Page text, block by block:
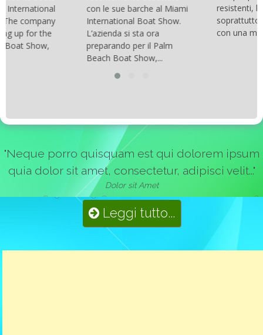
con le sue barche al Miami
International Boat Show.
L’azienda si sta ora
preparando per il Palm
Beach Boat Show,...
resistenti, leggeri e
soprattutto stabili veloci
con una manovrabilità...
"Neque porro quisquam est qui dolorem ipsum
quia dolor sit amet, consectetur, adipisci velit..."
Dolor sit Amet
Leggi tutto...